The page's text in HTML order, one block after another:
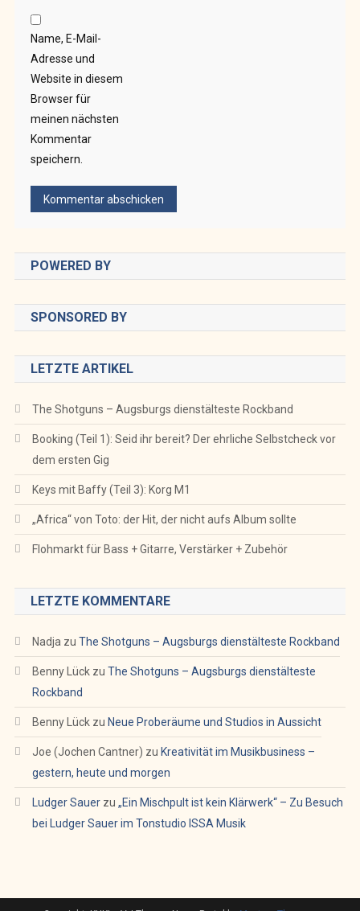
Name, E-Mail-
Adresse und
Website in diesem
Browser für
meinen nächsten
Kommentar
speichern.
POWERED BY
SPONSORED BY
LETZTE ARTIKEL
The Shotguns – Augsburgs dienstälteste Rockband
Booking (Teil 1): Seid ihr bereit? Der ehrliche Selbstcheck vor
dem ersten Gig
Keys mit Baffy (Teil 3): Korg M1
„Africa“ von Toto: der Hit, der nicht aufs Album sollte
Flohmarkt für Bass + Gitarre, Verstärker + Zubehör
LETZTE KOMMENTARE
Nadja zu The Shotguns – Augsburgs dienstälteste Rockband
Benny Lückzu The Shotguns – Augsburgs dienstälteste
Rockband
Benny Lückzu Neue Proberäume und Studios in Aussicht
Joe (Jochen Cantner) zu Kreativität im Musikbusiness –
gestern, heute und morgen
Ludger Sauerzu „Ein Mischpult ist kein Klärwerk“ – Zu Besuch
bei Ludger Sauer im Tonstudio ISSA Musik